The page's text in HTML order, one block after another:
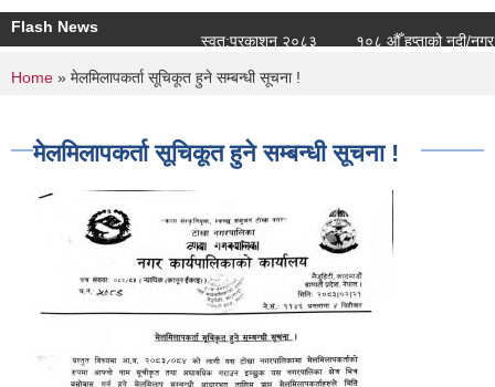
Flash News
स्वत:प्रकाशन २०८३
१०८ औँ हप्ताको नदी/नगर
You are here
Home » मेलमिलापकर्ता सूचिकूत हुने सम्बन्धी सूचना !
मेलमिलापकर्ता सूचिकूत हुने सम्बन्धी सूचना !